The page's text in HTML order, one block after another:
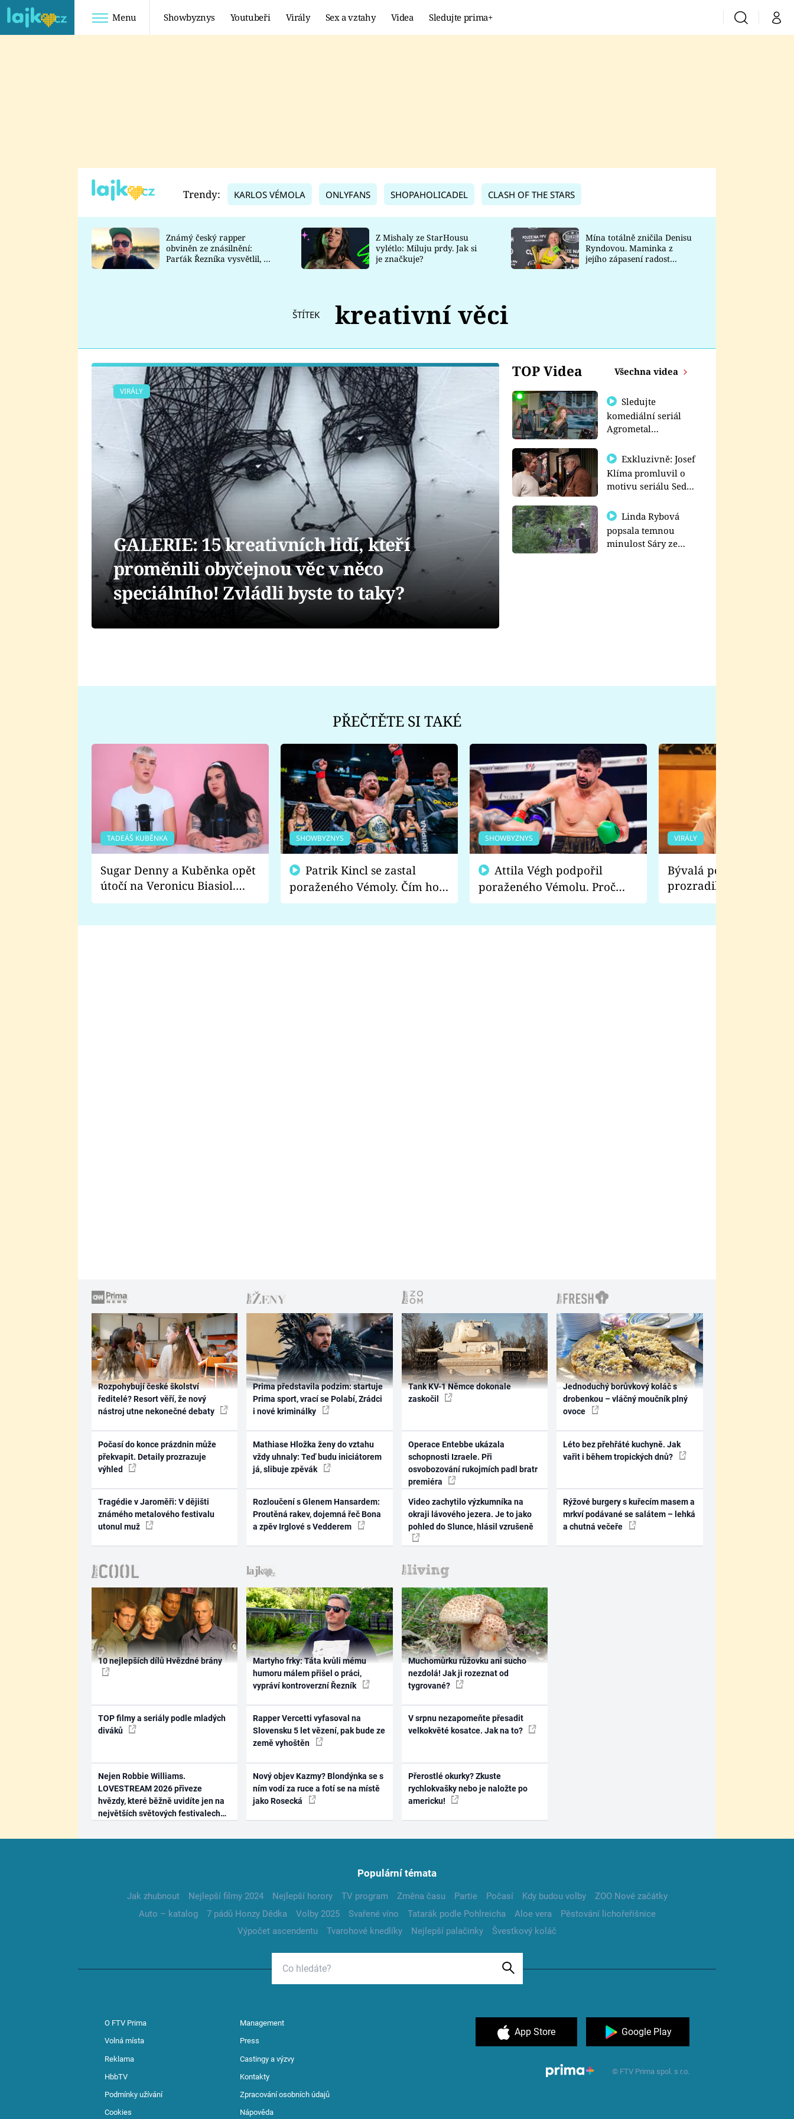
Menu Showbyznys Youtubeři Virály Sex a vztahy Videa Sledujte prima+ VyhledáváníMůj
TADEÁŠ KUBĚNKA
DATEL
Prima Lajk
Sledujte nás
Trendy: KARLOS VÉMOLA ONLYFANS SHOPAHOLICADEL CLASH OF THE STARS
Známý český rapper
obviněn ze znásilnění:
Parťák Řezníka vysvětlil, co
Z Mishaly ze StarHousu
vylétlo: Miluju prdy. Jak si
je značkuje?
Mína totálně zničila Denisu
Ryndovou. Maminka z
jejího zápasení radost
ŠTÍTEK kreativní věci
TOP Videa Všechna videa
Sledujte
komediální seriál
Agrometal
prima+
Exkluzivně: Josef
Klíma promluvil o
motivu seriálu Sedm
Linda Rybová
popsala temnou
minulost Sáry ze
VIRÁLY
GALERIE: 15 kreativních lidí, kteří
proměnili obyčejnou věc v něco
speciálního! Zvládli byste to taky?
PŘEČTĚTE SI TAKÉ
TADEÁŠ KUBĚNKA
Sugar Denny a Kuběnka opět
útočí na Veronicu Biasiol.
Proč je podle nich falešná a
SHOWBYZNYS
poraženého Vémoly. Čím ho
fanoušci naštvali?
SHOWBYZNYS
poraženého Vémolu. Proč
chce raději zápasit s ním než
VIRÁLY
Bývalá pornoherečka
prozradila, co ji
natáčení Euforie.
Rozpohybují české školství
ředitelé? Resort věří, že nový
nástroj utne nekonečné debaty
Počasí do konce prázdnin může
překvapit. Detaily prozrazuje
výhled
Tragédie v Jaroměři: V dějišti
známého metalového festivalu
utonul muž
Prima představila podzim: startuje
Prima sport, vrací se Polabí, Zrádci
i nové kriminálky
Mathiase Hložka ženy do vztahu
vždy uhnaly: Teď budu iniciátorem
já, slibuje zpěvák
Rozloučení s Glenem Hansardem:
Proutěná rakev, dojemná řeč Bona
a zpěv Irglové s Vedderem
Tank KV-1 Němce dokonale
zaskočil
Operace Entebbe ukázala
schopnosti Izraele. Při
osvobozování rukojmích padl bratr
premiéra
Video zachytilo výzkumníka na
okraji lávového jezera. Je to jako
pohled do Slunce, hlásil vzrušeně
Jednoduchý borůvkový koláč s
drobenkou – vláčný moučník plný
ovoce
Léto bez přehřáté kuchyně. Jak
vařit i během tropických dnů?
Rýžové burgery s kuřecím masem a
mrkví podávané se salátem – lehká
a chutná večeře
10 nejlepších dílů Hvězdné brány
TOP filmy a seriály podle mladých
diváků
Nejen Robbie Williams.
LOVESTREAM 2026 přiveze
hvězdy, které běžně uvidíte jen na
největších světových festivalech
Martyho frky: Táta kvůli mému
humoru málem přišel o práci,
vypráví kontroverzní Řezník
Rapper Vercetti vyfasoval na
Slovensku 5 let vězení, pak bude ze
země vyhoštěn
Nový objev Kazmy? Blondýnka se s
ním vodí za ruce a fotí se na místě
jako Rosecká
Muchomůrku růžovku ani sucho
nezdolá! Jak ji rozeznat od
tygrované?
V srpnu nezapomeňte přesadit
velkokvěté kosatce. Jak na to?
Přerostlé okurky? Zkuste
rychlokvašky nebo je naložte po
americku!
Populární témata
Jak zhubnout Nejlepší filmy 2024 Nejlepší horory TV program Změna času Partie Počasí Kdy budou volby
ZOO Nové začátky
Auto – katalog
7 pádů Honzy Dědka Volby 2025 Svařené víno Tatarák podle Pohlreicha Aloe vera
Pěstování lichořeřišnice
Výpočet ascendentu
Tvarohové knedlíky Nejlepší palačinky Švestkový koláč
O FTV Prima Management
Volná místa Press
Reklama Castingy a výzvy
HbbTV Kontakty
Podmínky užívání Zpracování osobních údajů
Cookies Nápověda
App Store Google Play
© FTV Prima spol. s r.o.